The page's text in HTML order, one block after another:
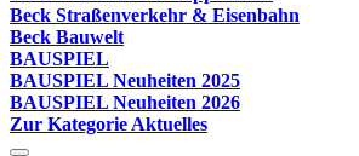
Beck Straßenverkehr & Eisenbahn
Beck Bauwelt
BAUSPIEL
BAUSPIEL Neuheiten 2025
BAUSPIEL Neuheiten 2026
Zur Kategorie Aktuelles